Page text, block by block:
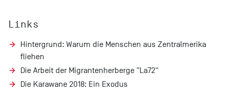
Links
Hintergrund: Warum die Menschen aus Zentralmerika
fliehen
Die Arbeit der Migrantenherberge "La72"
Die Karawane 2018: Ein Exodus